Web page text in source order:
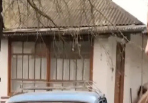
звинувачення: 6 квартир у
більше 100 тисяч книг
як вони розвиваються
юнак запустив сигнальні